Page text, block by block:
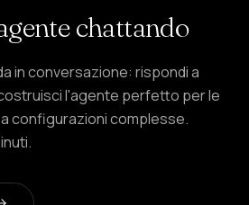
chattando
in conversazione: rispondi a
l'agente perfetto per le
configurazioni complesse.